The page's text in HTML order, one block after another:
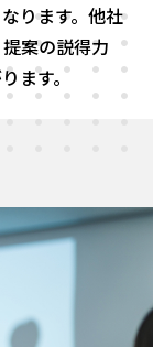
ります。他社
案の説得力
ます。